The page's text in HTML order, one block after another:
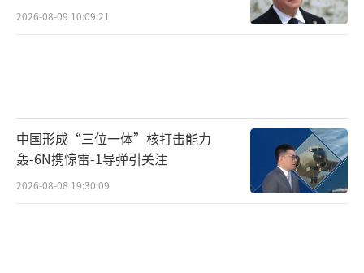
2026-08-09 10:09:21
中国形成“三位一体”核打击能力
轰-6N携惊雷-1导弹引关注
2026-08-08 19:30:09